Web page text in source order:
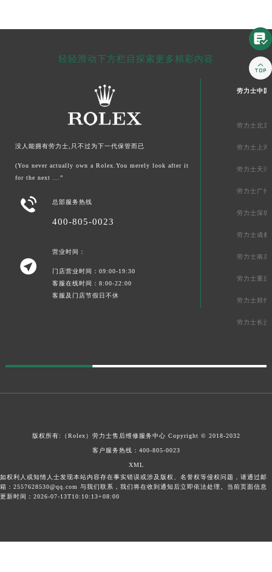
轻轻滑动下方栏目探索更多精彩内容
没人能拥有劳力士,只不过为下一代保管而已
(You never actually own a Rolex.You merely look after it
for the next ...”
 总部服务热线
400-805-0023

营业时间：
门店营业时间：09:00-19:30
客服在线时间：8:00-22:00
客服及门店节假日不休
劳力士中国
劳力士北京
劳力士上海
劳力士天津
劳力士广州
劳力士深圳
劳力士成都
劳力士南京
劳力士重庆
劳力士郑州
劳力士长沙
版权所有:（Rolex） 劳力士售后维修服务中心 Copyright © 2018-2032
客户服务热线： 400-805-0023
XML
如权利人或知情人士发现本站内容存在事实错误或涉及版权、名誉权等侵权问题，请通过邮
箱：2557628530@qq.com 与我们联系，我们将在收到通知后立即依法处理。当前页面信息
更新时间：2026-07-13T10:10:13+08:00

